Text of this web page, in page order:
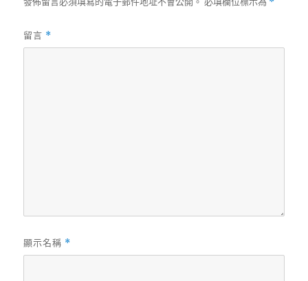
留言 *
顯示名稱 *